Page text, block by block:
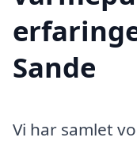
Sande
Vi har samlet